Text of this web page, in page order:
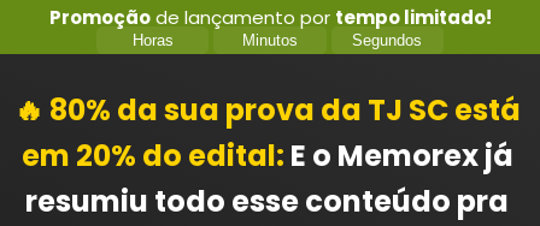
Promoçãode lançamento por tempo limitado!
Horas Minutos Segundos
🔥 80% da sua prova da TJ SC está
em 20% do edital: E o Memorex já
resumiu todo esse conteúdo pra